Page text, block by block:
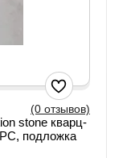
(0 отзывов)
stone кварц-
подложка